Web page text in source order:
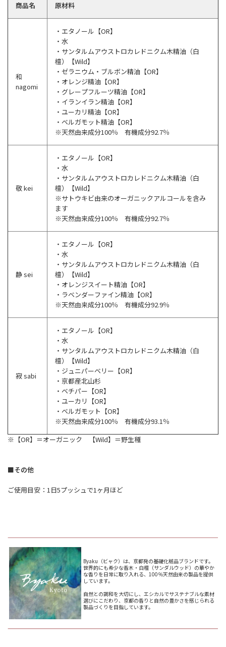
商品名 原材料
和
nagomi
・エタノール【OR】
・水
・サンタルムアウストロカレドニクム木精油（白
檀）【Wild】
・ゼラニウム・ブルボン精油【OR】
・オレンジ精油【OR】
・グレープフルーツ精油【OR】
・イランイラン精油【OR】
・ユーカリ精油【OR】
・ベルガモット精油【OR】
※天然由来成分100％ 有機成分92.7％
敬 kei
・エタノール【OR】
・水
・サンタルムアウストロカレドニクム木精油（白
檀）【Wild】
※サトウキビ由来のオーガニックアルコールを含み
ます
※天然由来成分100％ 有機成分92.7％
静 sei
・エタノール【OR】
・水
・サンタルムアウストロカレドニクム木精油（白
檀）【Wild】
・オレンジスイート精油【OR】
・ラベンダーファイン精油【OR】
※天然由来成分100％ 有機成分92.9％
寂 sabi
・エタノール【OR】
・水
・サンタルムアウストロカレドニクム木精油（白
檀）【Wild】
・ジュニパーベリー【OR】
・京都産北山杉
・ベチパー【OR】
・ユーカリ【OR】
・ベルガモット【OR】
※天然由来成分100％ 有機成分93.1％
※【OR】＝オーガニック 【Wild】＝野生種
■その他
ご使用目安：1日5プッシュで1ヶ月ほど
​Byaku（ビャク）は、京都発の基礎化粧品ブランドです。​
世界的にも希少な香木・白檀（サンダルウッド）の華やか
な香りを日常に取り入れる、100％天然由来の製品を提供
しています。​
自然との調和を大切にし、エシカルでサステナブルな素材
選びにこだわり、京都の香りと自然の豊かさを感じられる
製品づくりを目指しています。​